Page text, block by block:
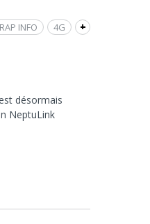
+
4G
INFO
désormais
NeptuLink